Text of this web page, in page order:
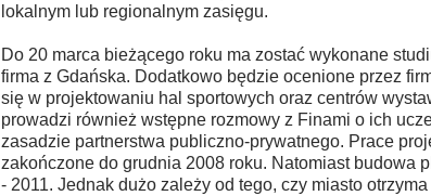
lokalnym lub regionalnym zasięgu.
Do 20 marca bieżącego roku ma zostać wykonane
firma z Gdańska. Dodatkowo będzie ocenione przez
się w projektowaniu hal sportowych oraz centrów
prowadzi również wstępne rozmowy z Finami o ich
zasadzie partnerstwa publiczno-prywatnego. Prace
zakończone do grudnia 2008 roku. Natomiast budowa
- 2011. Jednak dużo zależy od tego, czy miasto